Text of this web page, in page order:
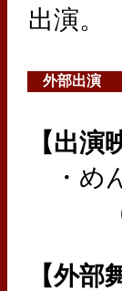
出演。
外部出演
【出演
・め
（台
【外部